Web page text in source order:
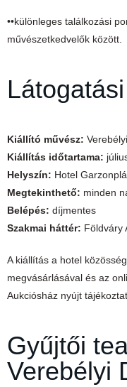
••különleges találkozási
művészetkedvelők között.
Kiállító művész:
Kiállítás időtartama:
Helyszín: Hotel
Megtekinthető: minden
Belépés: díjmentes
Szakmai háttér: Földváry
A kiállítás a hotel
megvásárlásával és az
Aukciósház nyújt
Gyűjtői
Verebélyi